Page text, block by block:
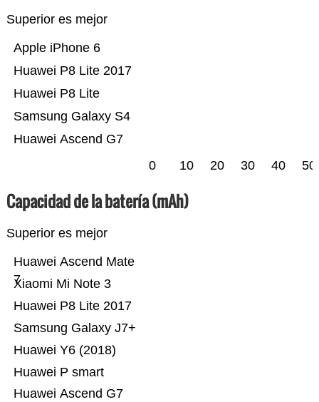
Superior es mejor
Huawei Ascend G7
Samsung Galaxy S4
Huawei P8 Lite
Huawei P8 Lite 2017
Apple iPhone 6
0 10 20 30 40 50
Capacidad de la batería (mAh)
Superior es mejor
Huawei Ascend G7
Huawei P smart
Huawei Y6 (2018)
Samsung Galaxy J7+
Huawei P8 Lite 2017
Xiaomi Mi Note 3
Huawei Ascend Mate
7